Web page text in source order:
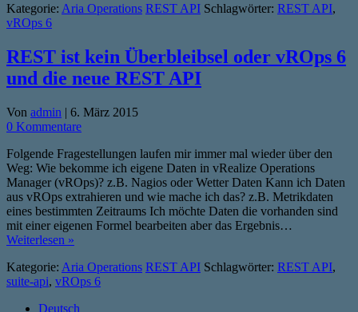
Kategorie: Aria Operations REST API Schlagwörter: REST API,
vROps 6
REST ist kein Überbleibsel oder vROps 6
und die neue REST API
Von admin | 6. März 2015
0 Kommentare
Folgende Fragestellungen laufen mir immer mal wieder über den
Weg: Wie bekomme ich eigene Daten in vRealize Operations
Manager (vROps)? z.B. Nagios oder Wetter Daten Kann ich Daten
aus vROps extrahieren und wie mache ich das? z.B. Metrikdaten
eines bestimmten Zeitraums Ich möchte Daten die vorhanden sind
mit einer eigenen Formel bearbeiten aber das Ergebnis…
Weiterlesen »
Kategorie: Aria Operations REST API Schlagwörter: REST API,
suite-api, vROps 6
Deutsch